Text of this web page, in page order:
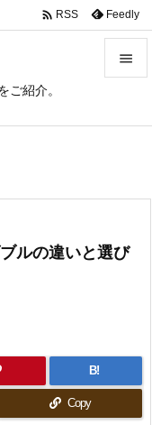
ご紹介。

次へ
 RSS Feedly
ルの違いと選び
B!
Copy